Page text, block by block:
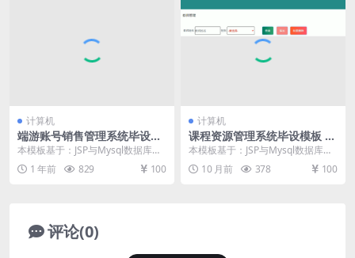
计算机
端游账号销售管理系统毕设模
板 毕业设计模板及毕业论文
本模板基于：JSP与Mysql数据库开
发 系统功能实现 进入到这个环节，
也就可以...
1 年前 829 100
计算机
课程资源管理系统毕设模板 毕
业设计模板及毕业论文
本模板基于：JSP与Mysql数据库开
发 系统详细实现 管理员模块的实现
教师管...
10 月前 378 100
评论(0)